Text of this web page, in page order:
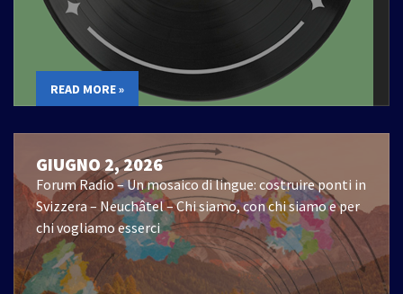
READ MORE »
GIUGNO 2, 2026
Forum Radio – Un mosaico di lingue: costruire ponti in
Svizzera – Neuchâtel – Chi siamo, con chi siamo e per
chi vogliamo esserci